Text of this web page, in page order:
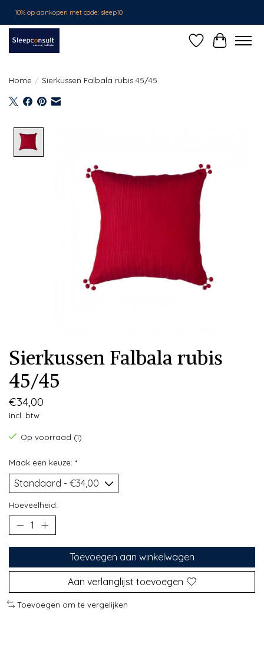
10% op aankopen met code: sleep10
Verlanglijst
Home / Sierkussen Falbala rubis 45/45
Sierkussen Falbala rubis
45/45
€34,00
Incl. btw
Op voorraad (1)
Maak een keuze: *
Hoeveelheid:
Toevoegen aan winkelwagen
Aan verlanglijst toevoegen
Toevoegen om te vergelijken